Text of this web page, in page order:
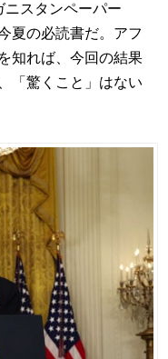
ニスタンペーパー
夏の必読書だ。アフ
知れば、今回の結果
「驚くこと」はない